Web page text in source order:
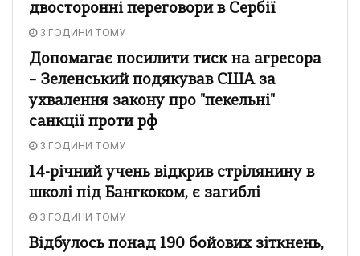
двосторонні переговори в Сербії
3 ГОДИНИ ТОМУ
Допомагає посилити тиск на агресора
– Зеленський подякував США за
ухвалення закону про "пекельні"
санкції проти рф
3 ГОДИНИ ТОМУ
14-річний учень відкрив стрілянину в
школі під Бангкоком, є загиблі
3 ГОДИНИ ТОМУ
Відбулось понад 190 бойових зіткнень,